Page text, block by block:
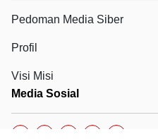
Pedoman Media Siber
Profil
Visi Misi
Media Sosial